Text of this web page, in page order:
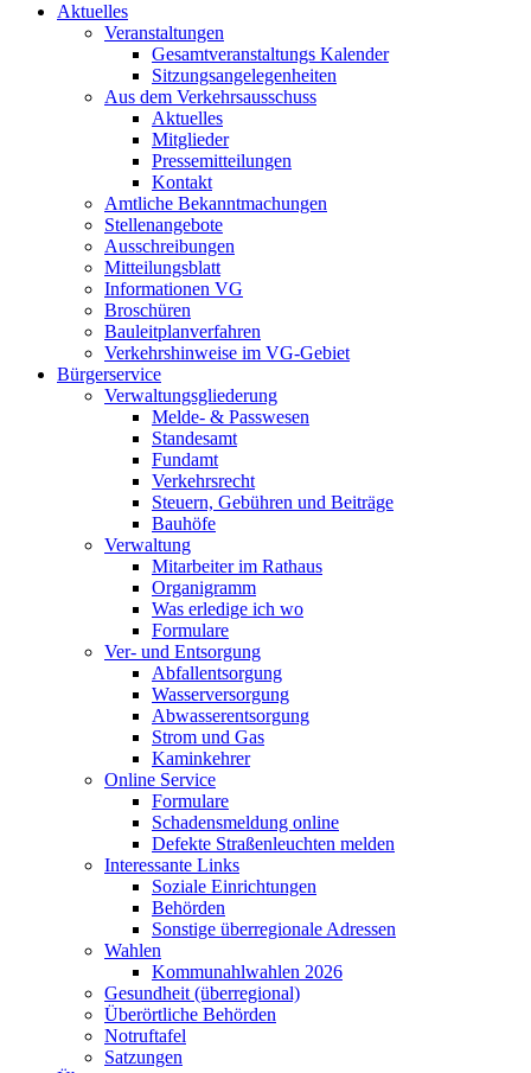
Aktuelles
Veranstaltungen
Gesamtveranstaltungs Kalender
Sitzungsangelegenheiten
Aus dem Verkehrsausschuss
Aktuelles
Mitglieder
Pressemitteilungen
Kontakt
Amtliche Bekanntmachungen
Stellenangebote
Ausschreibungen
Mitteilungsblatt
Informationen VG
Broschüren
Bauleitplanverfahren
Verkehrshinweise im VG-Gebiet
Bürgerservice
Verwaltungsgliederung
Melde- & Passwesen
Standesamt
Fundamt
Verkehrsrecht
Steuern, Gebühren und Beiträge
Bauhöfe
Verwaltung
Mitarbeiter im Rathaus
Organigramm
Was erledige ich wo
Formulare
Ver- und Entsorgung
Abfallentsorgung
Wasserversorgung
Abwasserentsorgung
Strom und Gas
Kaminkehrer
Online Service
Formulare
Schadensmeldung online
Defekte Straßenleuchten melden
Interessante Links
Soziale Einrichtungen
Behörden
Sonstige überregionale Adressen
Wahlen
Kommunahlwahlen 2026
Gesundheit (überregional)
Überörtliche Behörden
Notruftafel
Satzungen